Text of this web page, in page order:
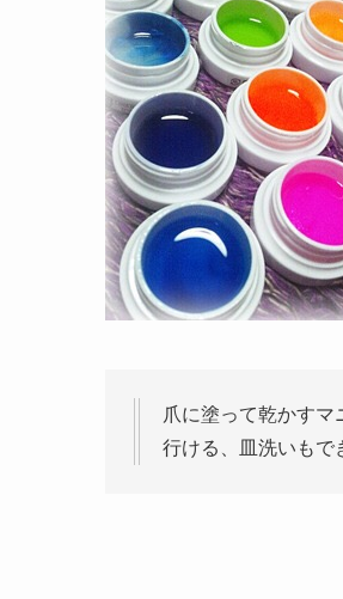
爪に塗って乾かす
行ける、皿洗いもで